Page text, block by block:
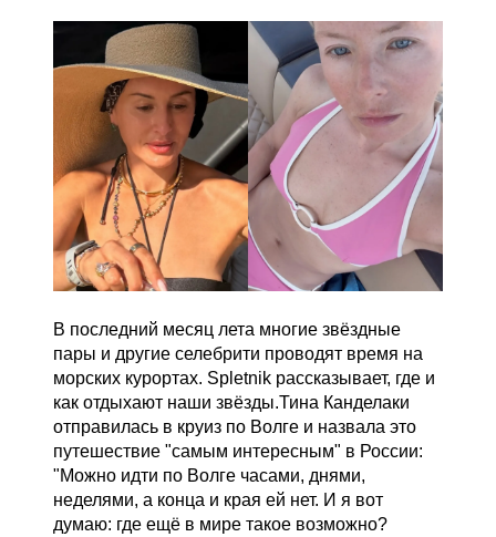
В последний месяц лета многие звёздные
пары и другие селебрити проводят время на
морских курортах. Spletnik рассказывает, где и
как отдыхают наши звёзды.Тина Канделаки
отправилась в круиз по Волге и назвала это
путешествие "самым интересным" в России:
"Можно идти по Волге часами, днями,
неделями, а конца и края ей нет. И я вот
думаю: где ещё в мире такое возможно?